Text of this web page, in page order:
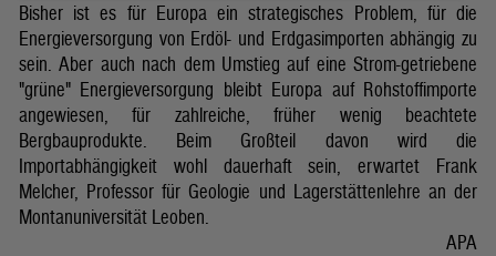
Bisher ist es für Europa ein strategisches Problem, für die
Energieversorgung von Erdöl- und Erdgasimporten abhängig zu
sein. Aber auch nach dem Umstieg auf eine Strom-getriebene
"grüne" Energieversorgung bleibt Europa auf Rohstoffimporte
angewiesen, für zahlreiche, früher wenig beachtete
Bergbauprodukte. Beim Großteil davon wird die
Importabhängigkeit wohl dauerhaft sein, erwartet Frank
Melcher, Professor für Geologie und Lagerstättenlehre an der
Montanuniversität Leoben.
APA